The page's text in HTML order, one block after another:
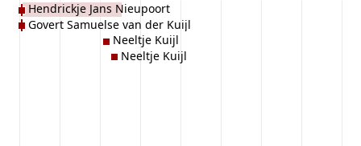
Hendrickje Jans Nieupoort
Govert Samuelse van der Kuijl
Neeltje Kuijl
Neeltje Kuijl